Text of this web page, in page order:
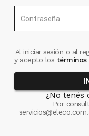
Contraseña
Al iniciar sesión o al
y acepto los términos
¿No tenés
Por